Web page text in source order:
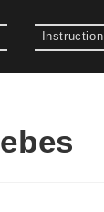
Instruction